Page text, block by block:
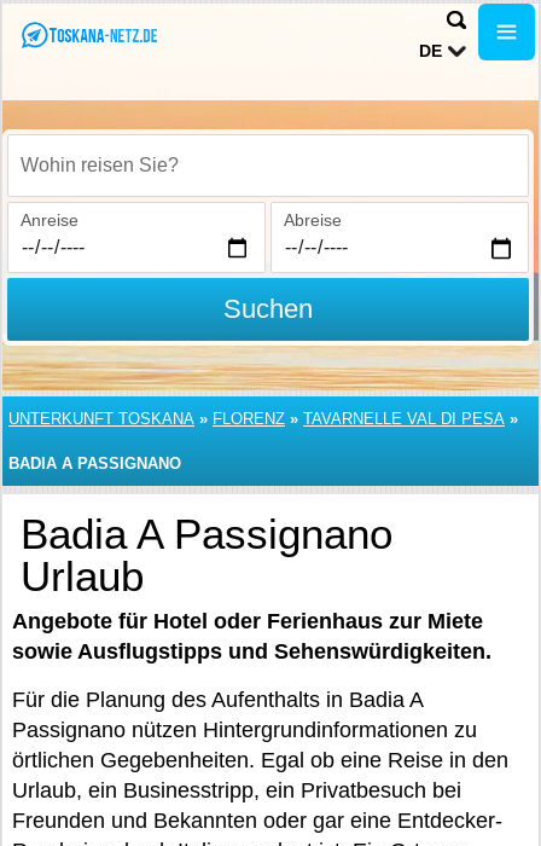
DE
Wohin reisen Sie?
Anreise Abreise
Suchen
UNTERKUNFT TOSKANA » FLORENZ » TAVARNELLE VAL DI PESA »
BADIA A PASSIGNANO
Badia A Passignano
Urlaub
Angebote für Hotel oder Ferienhaus zur Miete
sowie Ausflugstipps und Sehenswürdigkeiten.
Für die Planung des Aufenthalts in Badia A
Passignano nützen Hintergrundinformationen zu
örtlichen Gegebenheiten. Egal ob eine Reise in den
Urlaub, ein Businesstripp, ein Privatbesuch bei
Freunden und Bekannten oder gar eine Entdecker-